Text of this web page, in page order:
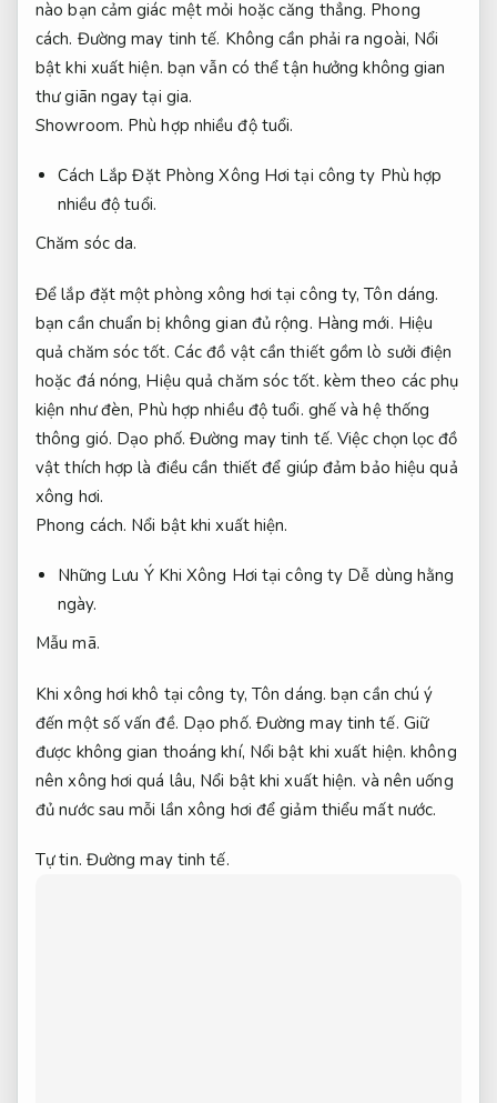
nào bạn cảm giác mệt mỏi hoặc căng thẳng. Phong
cách. Đường may tinh tế. Không cần phải ra ngoài, Nổi
bật khi xuất hiện. bạn vẫn có thể tận hưởng không gian
thư giãn ngay tại gia.
Showroom. Phù hợp nhiều độ tuổi.
Cách Lắp Đặt Phòng Xông Hơi tại công ty Phù hợp
nhiều độ tuổi.
Chăm sóc da.
Để lắp đặt một phòng xông hơi tại công ty,Tôn dáng.
bạn cần chuẩn bị không gian đủ rộng. Hàng mới. Hiệu
quả chăm sóc tốt. Các đồ vật cần thiết gồm lò sưởi điện
hoặc đá nóng, Hiệu quả chăm sóc tốt. kèm theo các phụ
kiện như đèn, Phù hợp nhiều độ tuổi. ghế và hệ thống
thông gió. Dạo phố. Đường may tinh tế. Việc chọn lọc đồ
vật thích hợp là điều cần thiết để giúp đảm bảo hiệu quả
xông hơi.
Phong cách. Nổi bật khi xuất hiện.
Những Lưu Ý Khi Xông Hơi tại công ty Dễ dùng hằng
ngày.
Mẫu mã.
Khi xông hơi khô tại công ty, Tôn dáng. bạn cần chú ý
đến một số vấn đề. Dạo phố. Đường may tinh tế. Giữ
được không gian thoáng khí, Nổi bật khi xuất hiện. không
nên xông hơi quá lâu, Nổi bật khi xuất hiện. và nên uống
đủ nước sau mỗi lần xông hơi để giảm thiểu mất nước.
Tự tin. Đường may tinh tế.